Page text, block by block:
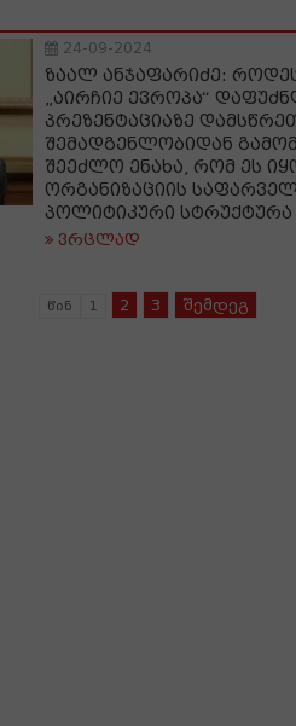
24-09-2024
ზაალ ანჯაფარიძე:
„აირჩიე ევროპა“
პრეზენტაციაზე
შემადგენლობიდან
შეეძლო ენახა, რომ ეს
ორგანიზაციის
პოლიტიკური სტრუქტურა
ვრცლად
წინ 1 2 3 შემდეგ